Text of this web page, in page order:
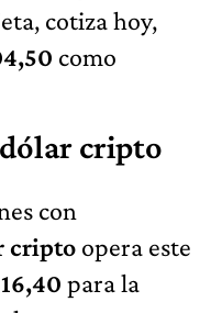
cotiza hoy,
como
cripto
con
cripto opera este
para la